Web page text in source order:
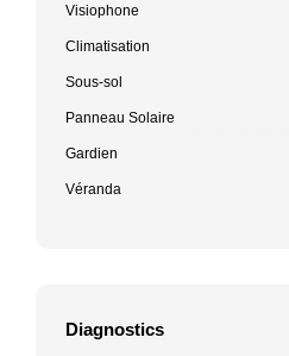
Visiophone
Climatisation
Sous-sol
Panneau Solaire
Gardien
Véranda
Diagnostics